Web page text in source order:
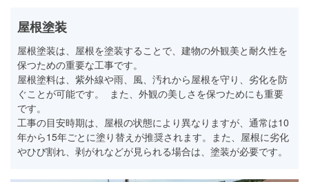
屋根塗装
屋根塗装は、屋根を塗装することで、建物の外観美と耐久性を
保つための重要な工事です。
屋根塗料は、紫外線や雨、風、汚れから屋根を守り、劣化を防
ぐことが可能です。 また、外観の美しさを保つためにも重要
です。
工事の目安時期は、屋根の状態により異なりますが、通常は10
年から15年ごとに塗り替えが推奨されます。また、屋根に劣化
やひび割れ、剥がれなどが見られる場合は、塗装が必要です。